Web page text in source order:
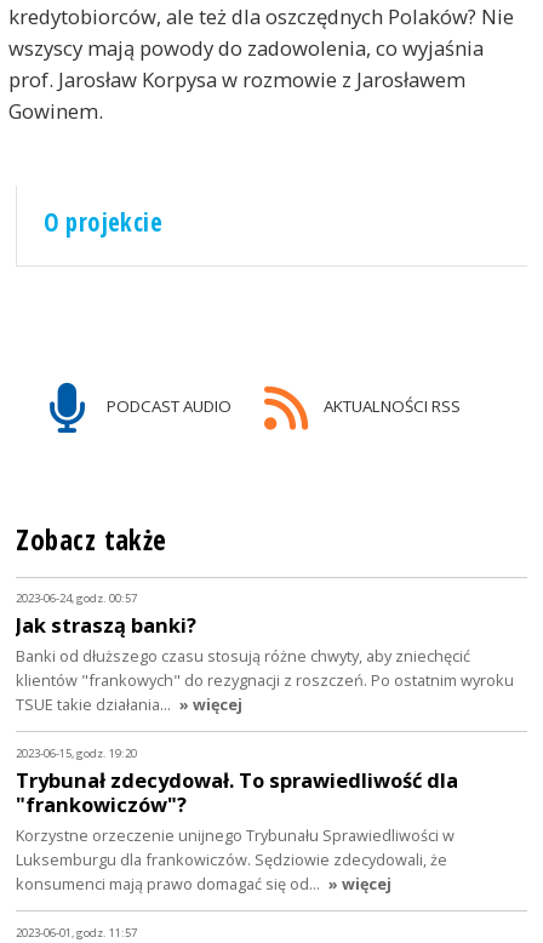
kredytobiorców, ale też dla oszczędnych Polaków? Nie
wszyscy mają powody do zadowolenia, co wyjaśnia
prof. Jarosław Korpysa w rozmowie z Jarosławem
Gowinem.
O projekcie
PODCAST AUDIO AKTUALNOŚCI RSS
Zobacz także
2023-06-24, godz. 00:57
Jak straszą banki?
Banki od dłuższego czasu stosują różne chwyty, aby zniechęcić
klientów "frankowych" do rezygnacji z roszczeń. Po ostatnim wyroku
TSUE takie działania… » więcej
2023-06-15, godz. 19:20
Trybunał zdecydował. To sprawiedliwość dla
"frankowiczów"?
Korzystne orzeczenie unijnego Trybunału Sprawiedliwości w
Luksemburgu dla frankowiczów. Sędziowie zdecydowali, że
konsumenci mają prawo domagać się od… » więcej
2023-06-01, godz. 11:57